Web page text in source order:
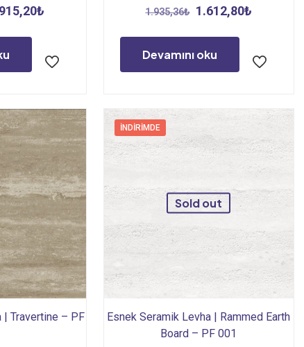
₺
1.915,20₺.
1.935,36₺ Orijinal
1.935,36₺.
1.612,80₺
1.612,80₺.
Devamını oku
| Travertine – PF
İNDIRIMDE
Sold out
Esnek Seramik Levha | Rammed Earth
Board – PF 001